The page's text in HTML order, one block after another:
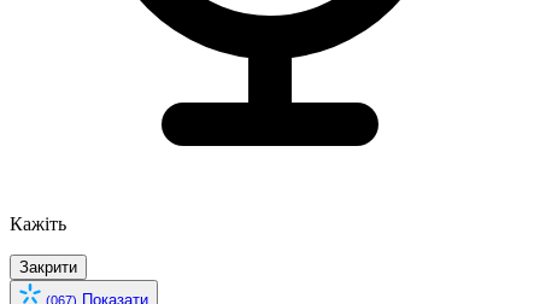
Кажіть
Закрити
(067) Показати